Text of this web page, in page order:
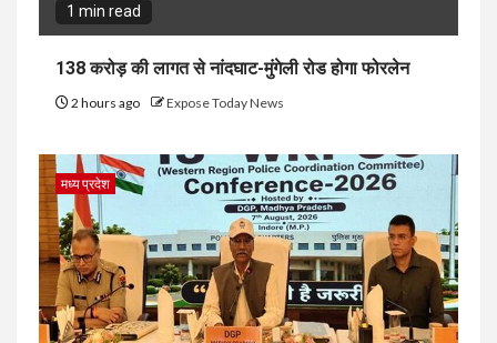
1 min read
138 करोड़ की लागत से नांदघाट-मुंगेली रोड होगा फोरलेन
2 hours ago Expose Today News
मध्य प्रदेश